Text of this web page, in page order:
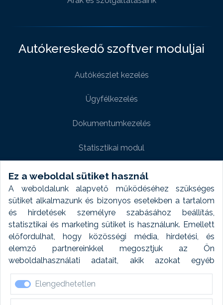
Ez a weboldal sütiket használ
A weboldalunk alapvető működéséhez szükséges
sütiket alkalmazunk és bizonyos esetekben a tartalom
és hirdetések személyre szabásához beállítás,
statisztikai és marketing sütiket is használunk. Emellett
előfordulhat, hogy közösségi média, hirdetési, és
elemző partnereinkkel megosztjuk az Ön
weboldalhasználati adatait, akik azokat egyéb
forrásokból gyűjtött adatokkal kombinálhatják. A sütik
elfogadásával kapcsolatosan naplózást végzünk és
ezen adatokat 6 hónap után automatikusan töröljük. A
Elengedhetetlen
Autókereskedő szoftver moduljai
Autókészlet kezelés
Ügyfélkezelés
Dokumentumkezelés
Statisztikai modul
Weboldal modul
Fényképtár extra modul
Autómosó modul
Feladatütemezés